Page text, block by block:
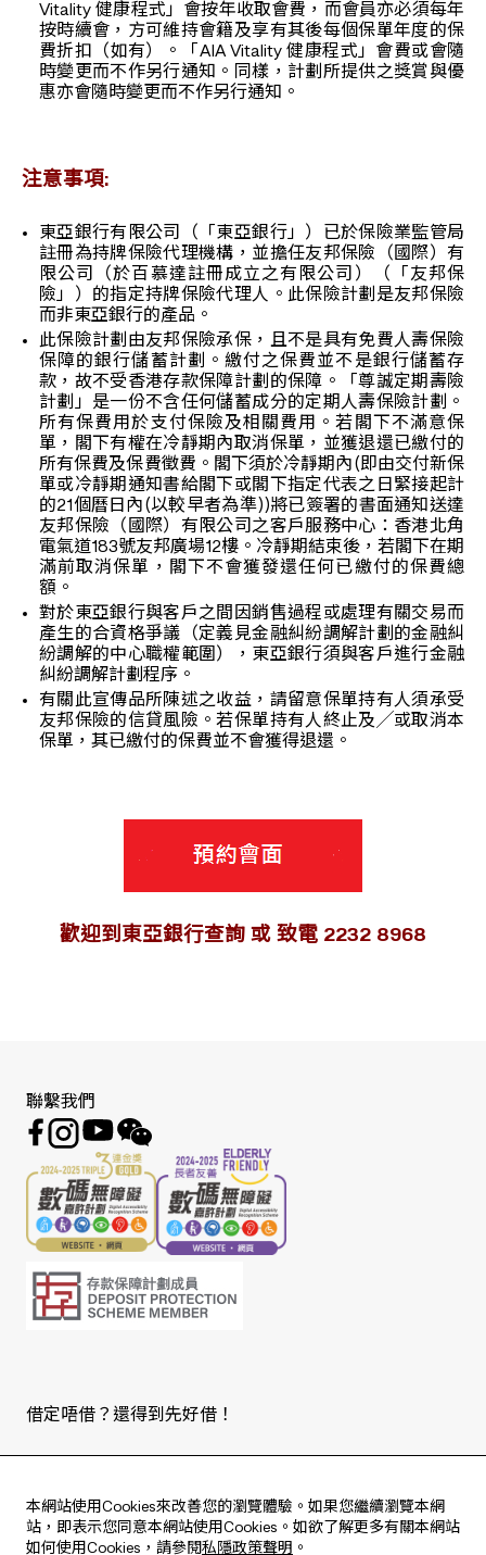
Vitality 健康程式」會按年收取會費，而會員亦必須每年
按時續會，方可維持會籍及享有其後每個保單年度的保
費折扣（如有）。「AIA Vitality 健康程式」會費或會隨
時變更而不作另行通知。同樣，計劃所提供之獎賞與優
惠亦會隨時變更而不作另行通知。
注意事項:
東亞銀行有限公司（「東亞銀行」）已於保險業監管局
註冊為持牌保險代理機構，並擔任友邦保險（國際）有
限公司（於百慕達註冊成立之有限公司）（「友邦保
險」）的指定持牌保險代理人。此保險計劃是友邦保險
而非東亞銀行的產品。
此保險計劃由友邦保險承保，且不是具有免費人壽保險
保障的銀行儲蓄計劃。繳付之保費並不是銀行儲蓄存
款，故不受香港存款保障計劃的保障。「尊誠定期壽險
計劃」是一份不含任何儲蓄成分的定期人壽保險計劃。
所有保費用於支付保險及相關費用。若閣下不滿意保
單，閣下有權在冷靜期內取消保單，並獲退還已繳付的
所有保費及保費徵費。閣下須於冷靜期內(即由交付新保
單或冷靜期通知書給閣下或閣下指定代表之日緊接起計
的21個曆日內(以較早者為準))將已簽署的書面通知送達
友邦保險（國際）有限公司之客戶服務中心：香港北角
電氣道183號友邦廣場12樓。冷靜期結束後，若閣下在期
滿前取消保單，閣下不會獲發還任何已繳付的保費總
額。
對於東亞銀行與客戶之間因銷售過程或處理有關交易而
產生的合資格爭議（定義見金融糾紛調解計劃的金融糾
紛調解的中心職權範圍），東亞銀行須與客戶進行金融
糾紛調解計劃程序。
有關此宣傳品所陳述之收益，請留意保單持有人須承受
友邦保險的信貸風險。若保單持有人終止及╱或取消本
保單，其已繳付的保費並不會獲得退還。
歡迎到東亞銀行查詢 或 致電 2232 8968
本網站使用Cookies來改善您的瀏覽體驗。如果您繼續瀏覽本網
站，即表示您同意本網站使用Cookies。如欲了解更多有關本網站
如何使用Cookies，請參閱私隱政策聲明 。
聯繫我們
借定唔借？還得到先好借！